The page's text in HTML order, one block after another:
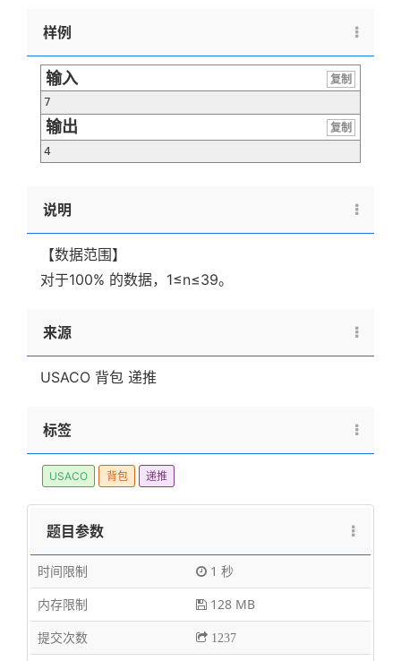
样例
输入
复制
7
输出
复制
4
说明
【数据范围】
对于100% 的数据，1≤n≤39。
来源
USACO 背包 递推
标签
USACO 背包 递推
题目参数
时间限制
1 秒
内存限制
128 MB
提交次数
1237